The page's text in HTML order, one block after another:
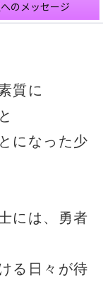
のメッセージ
質に
になった少
には、勇者
る日々が待